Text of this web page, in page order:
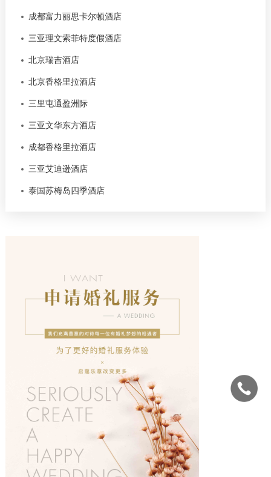
成都富力丽思卡尔顿酒店
三亚理文索菲特度假酒店
北京瑞吉酒店
北京香格里拉酒店
三里屯通盈洲际
三亚文华东方酒店
成都香格里拉酒店
三亚艾迪逊酒店
泰国苏梅岛四季酒店